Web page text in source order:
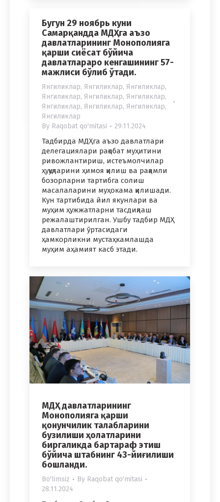
Бугун 29 ноябрь куни
Самарқандда МДҲга аъзо
давлатларининг Монополияга
қарши сиёсат бўйича
давлатлараро кенгашининг 57-
мажлиси бўлиб ўтади.
Янгиликлар, Янгиликлар, Янгиликлар,
Янгиликлар, Янгиликлар, Янгиликлар,
Янгиликлар, Янгиликлар, Янгиликлар,
Янгиликлар
By Raqobat qo'mitasi 29.11.2024
Тадбирда МДҲга аъзо давлатлари
делегациялари рақобат муҳитини
ривожлантириш, истеъмолчилар
ҳуқуқларини ҳимоя қилиш ва рақамли
бозорларни тартибга солиш
масалаларини муҳокама қилишади.
Кун тартибида йил якунлари ва
муҳим ҳужжатларни тасдиқлаш
режалаштирилган. Ушбу тадбир МДҲ
давлатлари ўртасидаги
ҳамкорликни мустаҳкамлашда
муҳим аҳамият касб этади.
МДҲ давлатларининг
Монополияга қарши
қонунчилик талабларини
бузилиши ҳолатларини
биргаликда бартараф этиш
бўйича штабнинг 43-йиғилиши
бошланди.
Bo'limsiz By Raqobat qo'mitasi
28.11.2024